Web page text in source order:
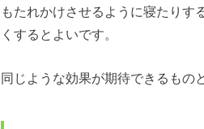
もたれかけさせるように寝たりす
くするとよいです。
同じような効果が期待できるもの